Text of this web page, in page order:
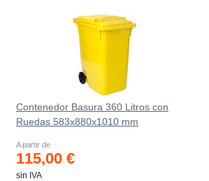
Contenedor Basura 360 Litros con
Ruedas 583x880x1010 mm
A partir de
115,00 €
sin IVA